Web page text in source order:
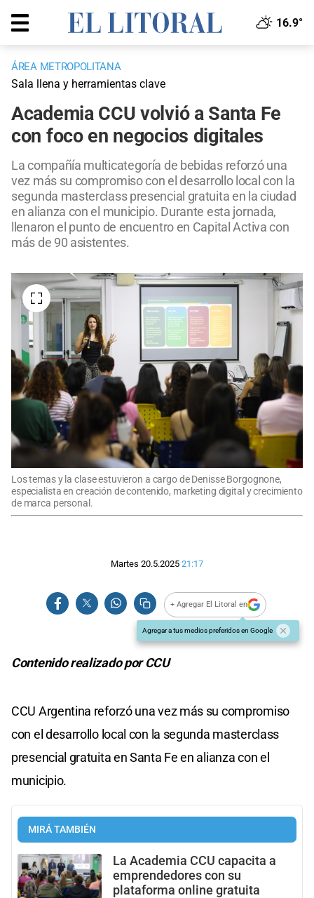
16.9°
ÁREA METROPOLITANA
Sala llena y herramientas clave
Academia CCU volvió a Santa Fe
con foco en negocios digitales
La compañía multicategoría de bebidas reforzó una
vez más su compromiso con el desarrollo local con la
segunda masterclass presencial gratuita en la ciudad
en alianza con el municipio. Durante esta jornada,
llenaron el punto de encuentro en Capital Activa con
más de 90 asistentes.
Los temas y la clase estuvieron a cargo de Denisse Borgognone,
especialista en creación de contenido, marketing digital y crecimiento
de marca personal.
Martes 20.5.2025 21:17
+ Agregar El Litoral en
Agregar a tus medios preferidos en Google
Contenido realizado por CCU
CCU Argentina reforzó una vez más su compromiso
con el desarrollo local con la segunda masterclass
presencial gratuita en Santa Fe en alianza con el
municipio.
MIRÁ TAMBIÉN
La Academia CCU capacita a
emprendedores con su
plataforma online gratuita